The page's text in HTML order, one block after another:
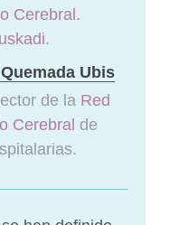
Cerebral.
.
Ubis
de la Red
Cerebral de